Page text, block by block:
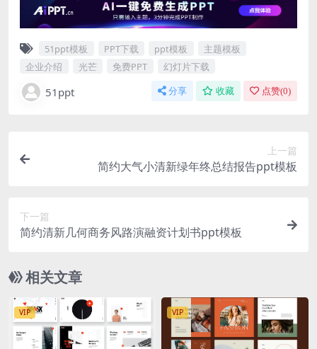
51ppt模板 PPT下载 ppt模板
主题模板
企业介绍
光芒 免费PPT 幻灯片下载
51ppt 分享 收藏 点赞(0)
上一篇
简约大气小清新绿年终总结报告ppt模板
下一篇
简约清新几何商务风路演融资计划书ppt模板
相关文章
VIP VIP